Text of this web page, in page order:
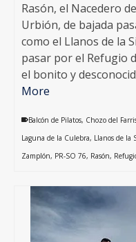
Rasón, el Nacedero
Urbión, de bajada
como el Llanos de la
pasar por el Refugio
el bonito y
More
Balcón de Pilatos, Chozo del
Laguna de la Culebra, Llanos de la
Zamplón, PR-SO 76, Rasón,